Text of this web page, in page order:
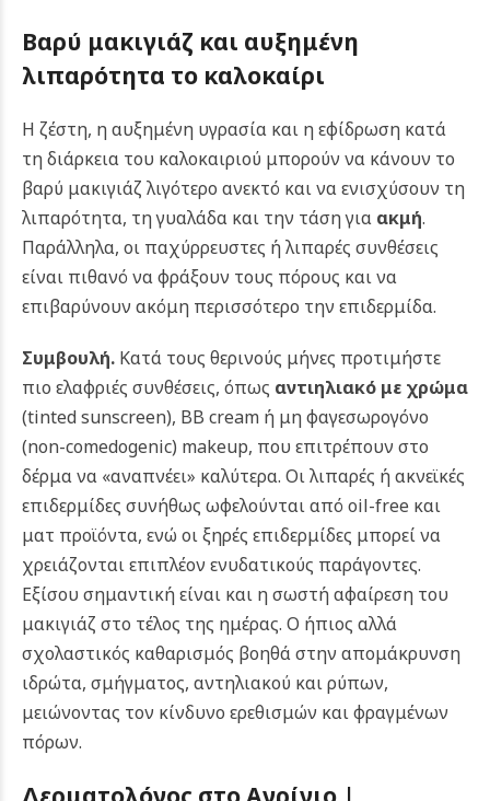
Βαρύ μακιγιάζ και αυξημένη
λιπαρότητα το καλοκαίρι
Η ζέστη, η αυξημένη υγρασία και η εφίδρωση κατά
τη διάρκεια του καλοκαιριού μπορούν να κάνουν το
βαρύ μακιγιάζ λιγότερο ανεκτό και να ενισχύσουν τη
λιπαρότητα, τη γυαλάδα και την τάση για ακμή.
Παράλληλα, οι παχύρρευστες ή λιπαρές συνθέσεις
είναι πιθανό να φράξουν τους πόρους και να
επιβαρύνουν ακόμη περισσότερο την επιδερμίδα.
Συμβουλή. Κατά τους θερινούς μήνες προτιμήστε
πιο ελαφριές συνθέσεις, όπως αντιηλιακό με χρώμα
(tinted sunscreen), BB cream ή μη φαγεσωρογόνο
(non-comedogenic) makeup, που επιτρέπουν στο
δέρμα να «αναπνέει» καλύτερα. Οι λιπαρές ή ακνεϊκές
επιδερμίδες συνήθως ωφελούνται από oil-free και
ματ προϊόντα, ενώ οι ξηρές επιδερμίδες μπορεί να
χρειάζονται επιπλέον ενυδατικούς παράγοντες.
Εξίσου σημαντική είναι και η σωστή αφαίρεση του
μακιγιάζ στο τέλος της ημέρας. Ο ήπιος αλλά
σχολαστικός καθαρισμός βοηθά στην απομάκρυνση
ιδρώτα, σμήγματος, αντηλιακού και ρύπων,
μειώνοντας τον κίνδυνο ερεθισμών και φραγμένων
πόρων.